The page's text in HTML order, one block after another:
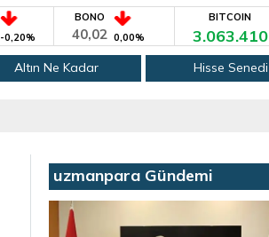
-0,20%
BONO
40,02 0,00%
BITCOIN
3.063.410
Altın Ne Kadar Hisse Senedi
uzmanpara Gündemi